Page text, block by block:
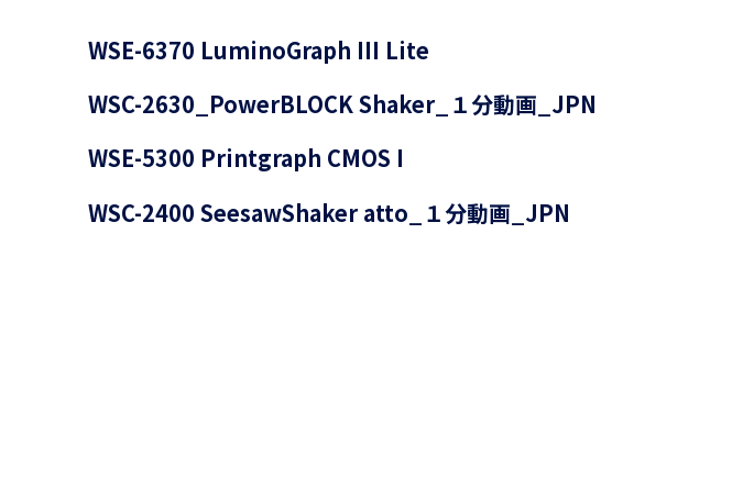
WSE-6370 LuminoGraph III Lite
WSC-2630_PowerBLOCK Shaker_１分動画_JPN
WSE-5300 Printgraph CMOS I
WSC-2400 SeesawShaker atto_１分動画_JPN